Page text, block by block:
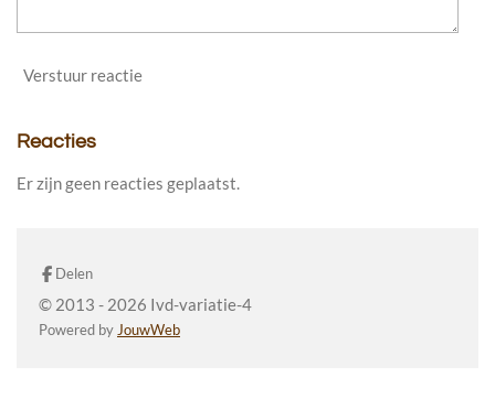
Verstuur reactie
Reacties
Er zijn geen reacties geplaatst.
Delen
© 2013 - 2026 Ivd-variatie-4
Powered by JouwWeb